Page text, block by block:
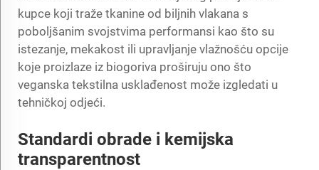
kupce koji traže tkanine od biljnih vlakana s
poboljšanim svojstvima performansi kao što su
istezanje, mekakost ili upravljanje vlažnošću opcije
koje proizlaze iz biogoriva proširuju ono što
veganska tekstilna usklađenost može izgledati u
tehničkoj odjeći.
Standardi obrade i kemijska
transparentnost